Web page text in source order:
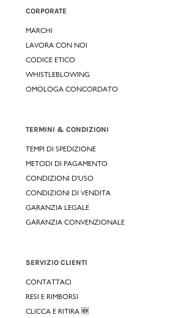
CORPORATE
MARCHI
LAVORA CON NOI
CODICE ETICO
WHISTLEBLOWING
OMOLOGA CONCORDATO
TERMINI & CONDIZIONI
TEMPI DI SPEDIZIONE
METODI DI PAGAMENTO
CONDIZIONI D'USO
CONDIZIONI DI VENDITA
GARANZIA LEGALE
GARANZIA CONVENZIONALE
SERVIZIO CLIENTI
CONTATTACI
RESI E RIMBORSI
CLICCA E RITIRA 🆕